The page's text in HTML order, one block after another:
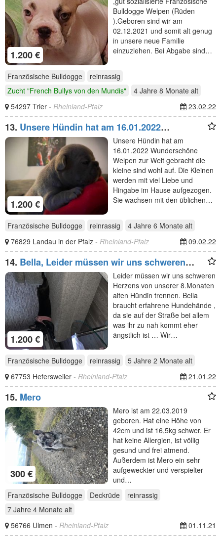
1.200 €
Bulldogge Welpen (Rüden
).Geboren sind wir am
02.12.2021 und somit alt genug
in unsere neue Familie
einzuziehen. Bei Abgabe sind…
Französische Bulldogge
reinrassig
Zucht "French Bullys von den Mundis"
4 Jahre 8 Monate alt
54297 Trier - Rheinland-Pfalz 23.02.22
13. Unsere Hündin hat am 16.01.2022
Wunderschöne Welpen zur
1.200 €
Unsere Hündin hat am
16.01.2022 Wunderschöne
Welpen zur Welt gebracht die
kleine sind wohl auf. Die Kleinen
werden mit viel Liebe und
Hingabe im Hause aufgezogen.
Sie wachsen mit den üblichen…
Französische Bulldogge reinrassig 4 Jahre 6 Monate alt
76829 Landau in der Pfalz - Rheinland-Pfalz 09.02.22
14. Bella, Leider müssen wir uns schweren
Herzens von
1.200 €
Leider müssen wir uns schweren
Herzens von unserer 8.Monaten
alten Hündin trennen. Bella
braucht erfahrene Hundehände ,
da sie auf der Straße bei allem
was ihr zu nah kommt eher
ängstlich ist … Wir…
Französische Bulldogge reinrassig 5 Jahre 2 Monate alt
67753 Hefersweiler - Rheinland-Pfalz 21.01.22
15. Mero
300 €
Mero ist am 22.03.2019
geboren. Hat eine Höhe von
42cm und ist 16,5kg schwer. Er
hat keine Allergien, ist völlig
gesund und frei atmend.
Außerdem ist Mero ein sehr
aufgeweckter und verspielter
und…
Französische Bulldogge
Deckrüde
reinrassig
7 Jahre 4 Monate alt
56766 Ulmen - Rheinland-Pfalz 01.11.21